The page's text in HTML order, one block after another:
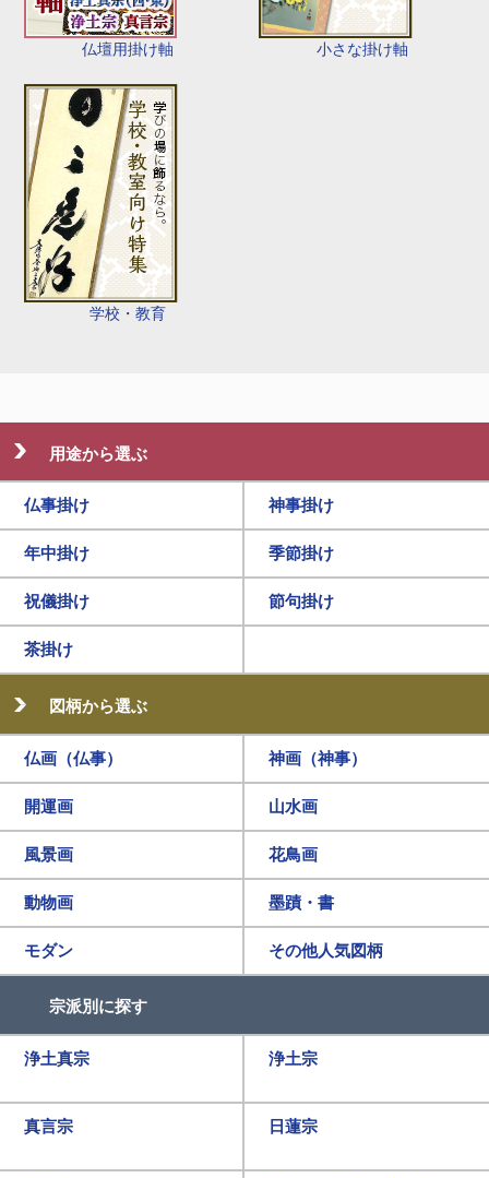
仏壇用掛け軸 小さな掛け軸
学校・教育
用途から選ぶ
仏事掛け 神事掛け
年中掛け 季節掛け
祝儀掛け 節句掛け
茶掛け
図柄から選ぶ
仏画（仏事） 神画（神事）
開運画 山水画
風景画 花鳥画
動物画 墨蹟・書
モダン その他人気図柄
宗派別に探す
浄土真宗 浄土宗
真言宗 日蓮宗